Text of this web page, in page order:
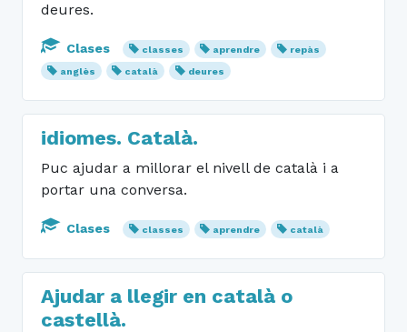
deures.
Clases classes aprendre
repàs
anglès
català deures
idiomes. Català.
Puc ajudar a millorar el nivell de català i a
portar una conversa.
Clases classes aprendre català
Ajudar a llegir en català o
castellà.